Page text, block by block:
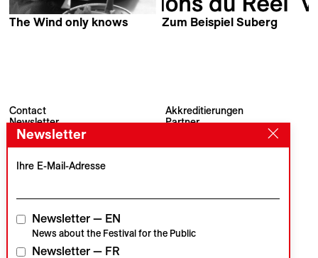
The Wind only knows
Zum Beispiel Suberg
Contact
Newsletter
Archiv
Akkreditierungen
Partner
Visions du Réel
Place du Marché 2
CH–1260 Nyon
#VisionsduReel
Hauptpartner Medienpartner
Newsletter
Ihre E-Mail-Adresse
Newsletter — EN
News about the Festival for the Public
Newsletter — FR